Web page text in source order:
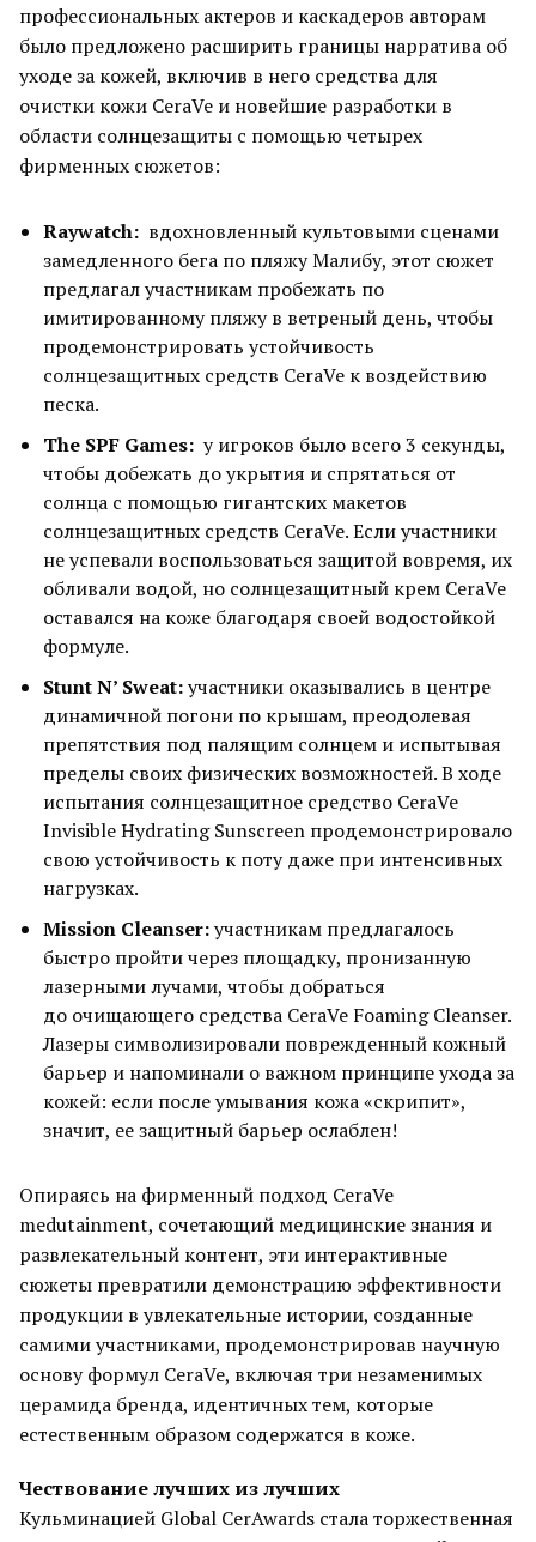
профессиональных актеров и каскадеров авторам
было предложено расширить границы нарратива об
уходе за кожей, включив в него средства для
очистки кожи CeraVe и новейшие разработки в
области солнцезащиты с помощью четырех
фирменных сюжетов:
Raywatch: вдохновленный культовыми сценами
замедленного бега по пляжу Малибу, этот сюжет
предлагал участникам пробежать по
имитированному пляжу в ветреный день, чтобы
продемонстрировать устойчивость
солнцезащитных средств CeraVe к воздействию
песка.
The SPF Games: у игроков было всего 3 секунды,
чтобы добежать до укрытия и спрятаться от
солнца с помощью гигантских макетов
солнцезащитных средств CeraVe. Если участники
не успевали воспользоваться защитой вовремя, их
обливали водой, но солнцезащитный крем CeraVe
оставался на коже благодаря своей водостойкой
формуле.
Stunt N’ Sweat:участники оказывались в центре
динамичной погони по крышам, преодолевая
препятствия под палящим солнцем и испытывая
пределы своих физических возможностей. В ходе
испытания солнцезащитное средство CeraVe
Invisible Hydrating Sunscreen продемонстрировало
свою устойчивость к поту даже при интенсивных
нагрузках.
Mission Cleanser:участникам предлагалось
быстро пройти через площадку, пронизанную
лазерными лучами, чтобы добраться
до очищающего средства CeraVe Foaming Cleanser.
Лазеры символизировали поврежденный кожный
барьер и напоминали о важном принципе ухода за
кожей: если после умывания кожа «скрипит»,
значит, ее защитный барьер ослаблен!
Опираясь на фирменный подход CeraVe
medutainment, сочетающий медицинские знания и
развлекательный контент, эти интерактивные
сюжеты превратили демонстрацию эффективности
продукции в увлекательные истории, созданные
самими участниками, продемонстрировав научную
основу формул CeraVe, включая три незаменимых
церамида бренда, идентичных тем, которые
естественным образом содержатся в коже.
Чествование лучших из лучших
Кульминацией Global CerAwards стала торжественная